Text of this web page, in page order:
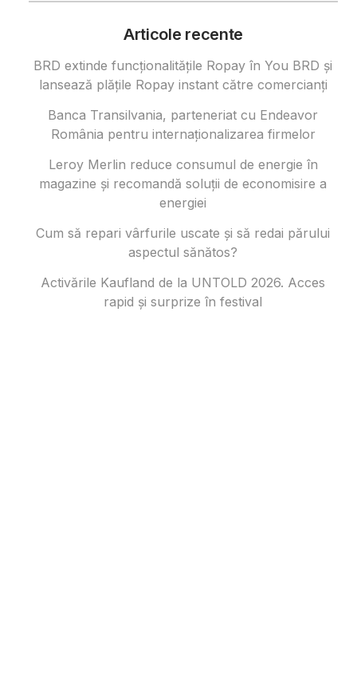
Articole recente
BRD extinde funcționalitățile Ropay în You BRD și
lansează plățile Ropay instant către comercianți
Banca Transilvania, parteneriat cu Endeavor
România pentru internaționalizarea firmelor
Leroy Merlin reduce consumul de energie în
magazine și recomandă soluții de economisire a
energiei
Cum să repari vârfurile uscate și să redai părului
aspectul sănătos?
Activările Kaufland de la UNTOLD 2026. Acces
rapid și surprize în festival